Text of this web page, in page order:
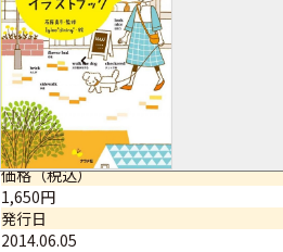
石原 真弓＝監修
Igloo dining＝絵
サイズ・ページ数
A5判・207ページ
ISBNコード
9784816356384
価格（税込）
1,650円
発行日
2014.06.05